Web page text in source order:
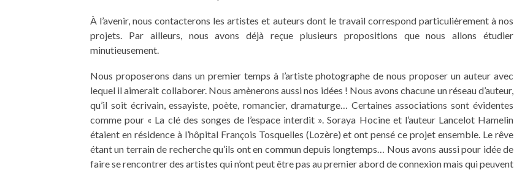
À l’avenir, nous contacterons les artistes et auteurs dont le travail correspond particulièrement à nos
projets. Par ailleurs, nous avons déjà reçue plusieurs propositions que nous allons étudier
minutieusement.
Nous proposerons dans un premier temps à l’artiste photographe de nous proposer un auteur avec
lequel il aimerait collaborer. Nous amènerons aussi nos idées ! Nous avons chacune un réseau d’auteur,
qu’il soit écrivain, essayiste, poète, romancier, dramaturge… Certaines associations sont évidentes
comme pour « La clé des songes de l’espace interdit ». Soraya Hocine et l’auteur Lancelot Hamelin
étaient en résidence à l’hôpital François Tosquelles (Lozère) et ont pensé ce projet ensemble. Le rêve
étant un terrain de recherche qu’ils ont en commun depuis longtemps… Nous avons aussi pour idée de
faire se rencontrer des artistes qui n’ont peut être pas au premier abord de connexion mais qui peuvent